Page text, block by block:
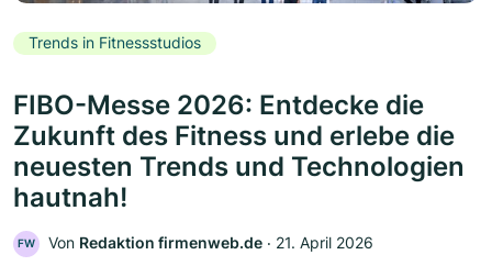
Trends in Fitnessstudios
FIBO-Messe 2026: Entdecke die
Zukunft des Fitness und erlebe die
neuesten Trends und Technologien
hautnah!
FW Von Redaktion firmenweb.de ‧ 21. April 2026